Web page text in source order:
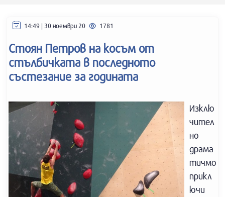
14:49 | 30 ноември 20 1781
Стоян Петров на косъм от
стълбичката в последното
състезание за годината
Изклю
чител
но
драма
тичмо
прикл
ючи